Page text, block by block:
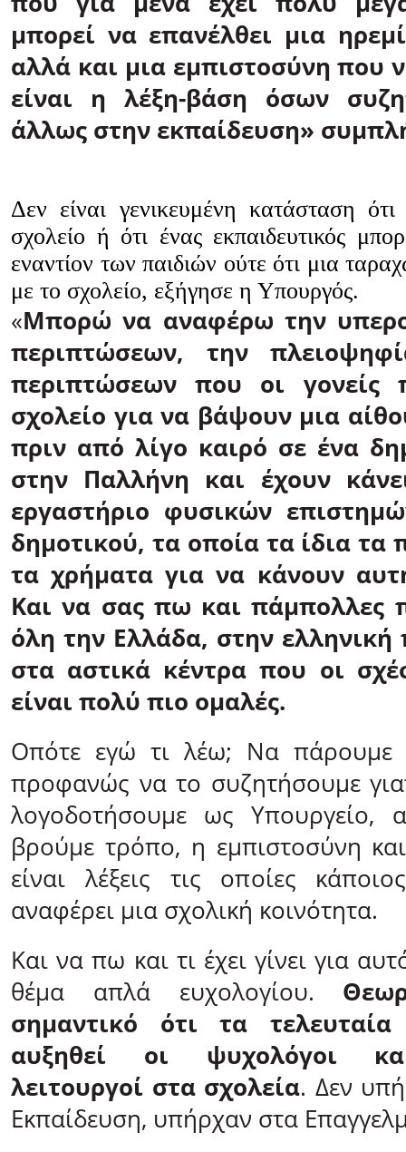
μπορεί να επανέλθει μια
αλλά και μια εμπιστοσύνη που
είναι η λέξη-βάση όσων
άλλως στην εκπαίδευση»
Δεν είναι γενικευμένη κατάσταση
σχολείο ή ότι ένας εκπαιδευτικός
εναντίον των παιδιών ούτε ότι μια
με το σχολείο, εξήγησε η Υπουργός.
«Μπορώ να αναφέρω την
περιπτώσεων, την
περιπτώσεων που οι γονείς
σχολείο για να βάψουν μια
πριν από λίγο καιρό σε ένα
στην Παλλήνη και έχουν
εργαστήριο φυσικών
δημοτικού, τα οποία τα ίδια τα
τα χρήματα για να κάνουν
Και να σας πω και πάμπολλες
όλη την Ελλάδα, στην ελληνική
στα αστικά κέντρα που οι
είναι πολύ πιο ομαλές.
Οπότε εγώ τι λέω; Να πάρουμε
προφανώς να το συζητήσουμε
λογοδοτήσουμε ως Υπουργείο,
βρούμε τρόπο, η εμπιστοσύνη
είναι λέξεις τις οποίες
αναφέρει μια σχολική κοινότητα.
Και να πω και τι έχει γίνει για
θέμα απλά ευχολογίου.
σημαντικό ότι τα
αυξηθεί οι ψυχολόγοι
λειτουργοί στα σχολεία. Δεν
Εκπαίδευση, υπήρχαν στα